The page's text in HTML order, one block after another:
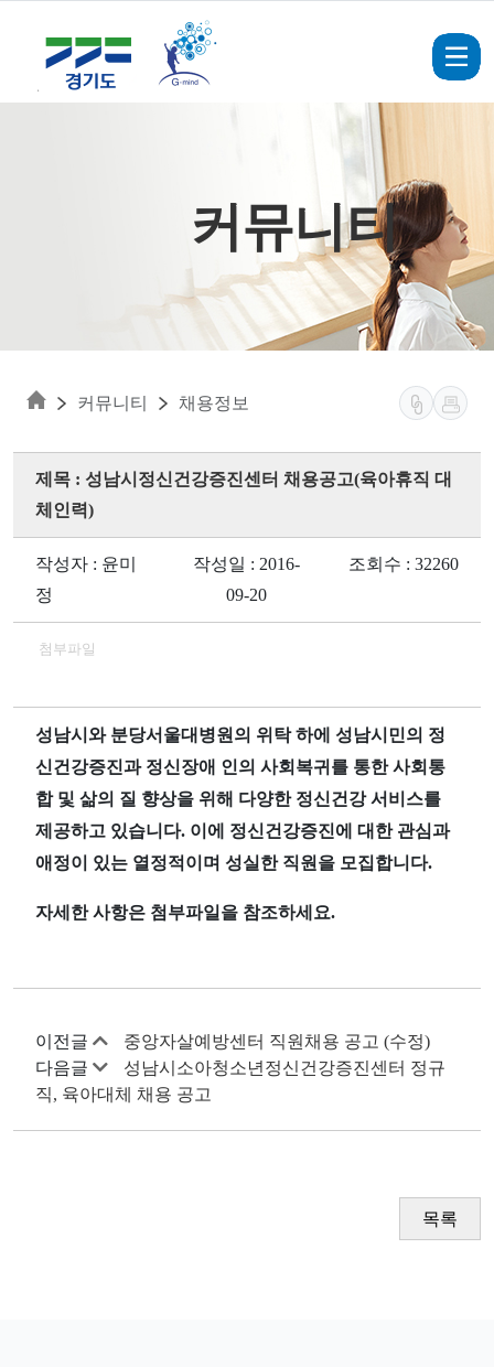
커뮤니티
커뮤니티 채용정보
제목 : 성남시정신건강증진센터 채용공고(육아휴직 대
체인력)
작성자 : 윤미
정
작성일 : 2016-
09-20
조회수 : 32260
첨부파일
성남시와 분당서울대병원의 위탁 하에 성남시민의 정
신건강증진과 정신장애 인의 사회복귀를 통한 사회통
합 및 삶의 질 향상을 위해 다양한 정신건강 서비스를
제공하고 있습니다. 이에 정신건강증진에 대한 관심과
애정이 있는 열정적이며 성실한 직원을 모집합니다.
자세한 사항은 첨부파일을 참조하세요.
이전글
중앙자살예방센터 직원채용 공고 (수정)
다음글
성남시소아청소년정신건강증진센터 정규
직, 육아대체 채용 공고
목록